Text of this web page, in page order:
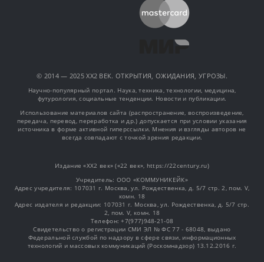
© 2014 — 2025 XX2 ВЕК. ОТКРЫТИЯ, ОЖИДАНИЯ, УГРОЗЫ.
Научно-популярный портал. Наука, техника, технологии, медицина,
футурология, социальные тенденции. Новости и публикации.
Использование материалов сайта (распространение, воспроизведение,
передача, перевод, переработка и др.) допускается при условии указания
источника в форме активной гиперссылки. Мнения и взгляды авторов не
всегда совпадают с точкой зрения редакции.
Издание «XX2 век» («22 век», https://22century.ru)
Учредитель: OOO «КОММУНИКЕЙК»
Адрес учредителя: 107031 г. Москва, ул. Рождественка, д. 5/7 стр. 2, пом. V,
комн. 18
Адрес издателя и редакции: 107031 г. Москва, ул. Рождественка, д. 5/7 стр.
2, пом. V, комн. 18
Телефон: +7(977)948-21-08
Свидетельство о регистрации СМИ ЭЛ № ФС 77 - 68048, выдано
Федеральной службой по надзору в сфере связи, информационных
технологий и массовых коммуникаций (Роскомнадзор) 13.12.2016 г.